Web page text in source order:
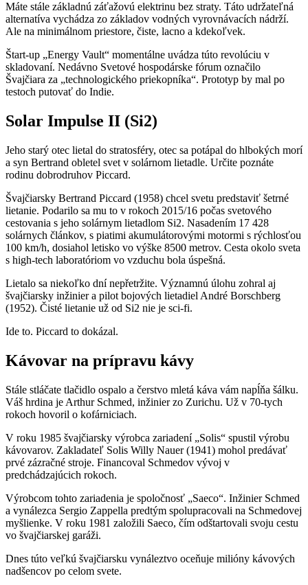
Máte stále základnú záťažovú elektrinu bez straty. Táto udržateľná
alternatíva vychádza zo základov vodných vyrovnávacích nádrží.
Ale na minimálnom priestore, čiste, lacno a kdekoľvek.
Štart-up „Energy Vault“ momentálne uvádza túto revolúciu v
skladovaní. Nedávno Svetové hospodárske fórum označilo
Švajčiara za „technologického priekopníka“. Prototyp by mal po
testoch putovať do Indie.
Solar Impulse II (Si2)
Jeho starý otec lietal do stratosféry, otec sa potápal do hlbokých morí
a syn Bertrand obletel svet v solárnom lietadle. Určite poznáte
rodinu dobrodruhov Piccard.
Švajčiarsky Bertrand Piccard (1958) chcel svetu predstaviť šetrné
lietanie. Podarilo sa mu to v rokoch 2015/16 počas svetového
cestovania s jeho solárnym lietadlom Si2. Nasadením 17 428
solárnych článkov, s piatimi akumulátorovými motormi s rýchlosťou
100 km/h, dosiahol letisko vo výške 8500 metrov. Cesta okolo sveta
s high-tech laboratóriom vo vzduchu bola úspešná.
Lietalo sa niekoľko dní nepřetržite. Významnú úlohu zohral aj
švajčiarsky inžinier a pilot bojových lietadiel André Borschberg
(1952). Čisté lietanie už od Si2 nie je sci-fi.
Ide to. Piccard to dokázal.
Kávovar na prípravu kávy
Stále stláčate tlačidlo ospalo a čerstvo mletá káva vám napĺňa šálku.
Váš hrdina je Arthur Schmed, inžinier zo Zurichu. Už v 70-tych
rokoch hovoril o kofárniciach.
V roku 1985 švajčiarsky výrobca zariadení „Solis“ spustil výrobu
kávovarov. Zakladateľ Solis Willy Nauer (1941) mohol predávať
prvé zázračné stroje. Financoval Schmedov vývoj v
predchádzajúcich rokoch.
Výrobcom tohto zariadenia je spoločnosť „Saeco“. Inžinier Schmed
a vynálezca Sergio Zappella predtým spolupracovali na Schmedovej
myšlienke. V roku 1981 založili Saeco, čím odštartovali svoju cestu
vo švajčiarskej garáži.
Dnes túto veľkú švajčiarsku vynáleztvo oceňuje milióny kávových
nadšencov po celom svete.